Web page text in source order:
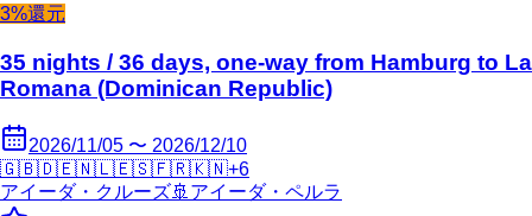
3%還元
35 nights / 36 days, one-way from Hamburg to La
Romana (Dominican Republic)
2026/11/05 〜 2026/12/10
🇬🇧🇩🇪🇳🇱🇪🇸🇫🇷🇰🇳+6
アイーダ・クルーズ🚢アイーダ・ペルラ